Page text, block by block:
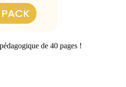
de 40 pages !